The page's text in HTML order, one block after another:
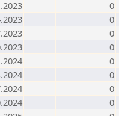
0
0
0
0
0
0
0
0